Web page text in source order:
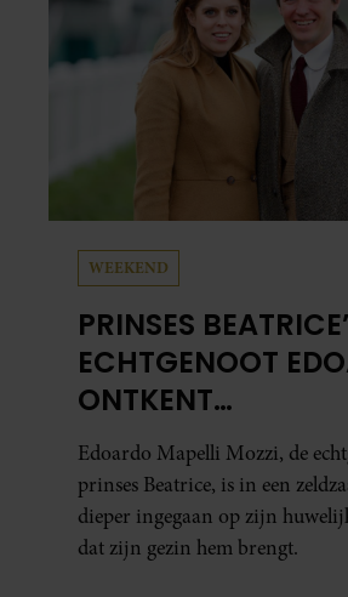
WEEKEND
PRINSES
ECHTGENOOT
ONTKENT
Edoardo Mapelli Mozzi, de
prinses Beatrice, is in een
dieper ingegaan op zijn
dat zijn gezin hem brengt.